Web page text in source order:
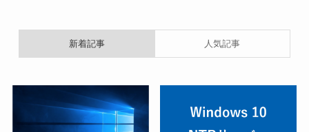
新着記事 人気記事